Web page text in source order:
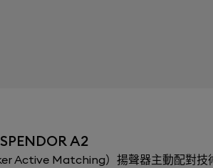
A2
Active Matching）揚聲器主動配對技